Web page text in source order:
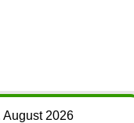
August 2026